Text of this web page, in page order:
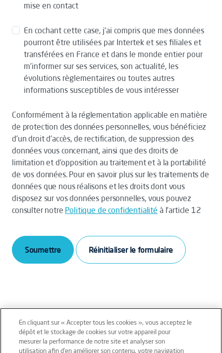
mise en contact
En cochant cette case, j’ai compris que mes données
pourront être utilisées par Intertek et ses filiales et
transférées en France et dans le monde entier pour
m’informer sur ses services, son actualité, les
évolutions règlementaires ou toutes autres
informations susceptibles de vous intéresser
Conformément à la réglementation applicable en matière
de protection des données personnelles, vous bénéficiez
d’un droit d’accès, de rectification, de suppression des
données vous concernant, ainsi que des droits de
limitation et d’opposition au traitement et à la portabilité
de vos données. Pour en savoir plus sur les traitements de
données que nous réalisons et les droits dont vous
disposez sur vos données personnelles, vous pouvez
consulter notre Politique de confidentialité à l’article 12
Soumettre
Mentions légales Conditions générales
En cliquant sur « Accepter tous les cookies », vous acceptez le
dépôt et le stockage de cookies sur votre appareil pour
mesurer la performance de notre site et analyser son
utilisation afin d’en améliorer son contenu, votre navigation